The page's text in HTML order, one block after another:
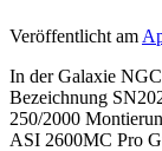
Veröffentlicht am
In der Galaxie
Bezeichnung
250/2000
ASI 2600MC Pro